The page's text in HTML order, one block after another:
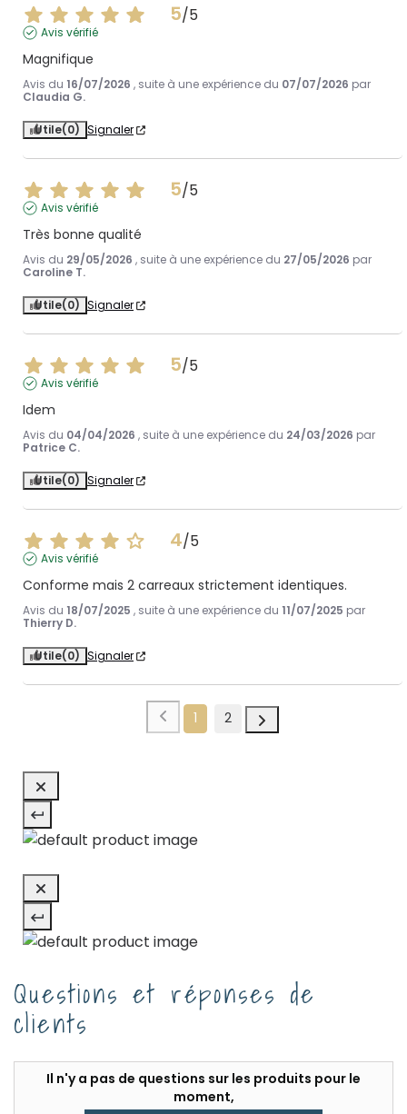
5/5
Avis vérifié
Magnifique
Avis du 16/07/2026 , suite à une expérience du 07/07/2026 par
Claudia G.
Utile(0) Signaler
5/5
Avis vérifié
Très bonne qualité
Avis du 29/05/2026 , suite à une expérience du 27/05/2026 par
Caroline T.
Utile(0) Signaler
5/5
Avis vérifié
Idem
Avis du 04/04/2026 , suite à une expérience du 24/03/2026 par
Patrice C.
Utile(0) Signaler
4/5
Avis vérifié
Conforme mais 2 carreaux strictement identiques.
Avis du 18/07/2025 , suite à une expérience du 11/07/2025 par
Thierry D.
Utile(0) Signaler
1 2
Questions et réponses de
clients
Il n'y a pas de questions sur les produits pour le
moment,